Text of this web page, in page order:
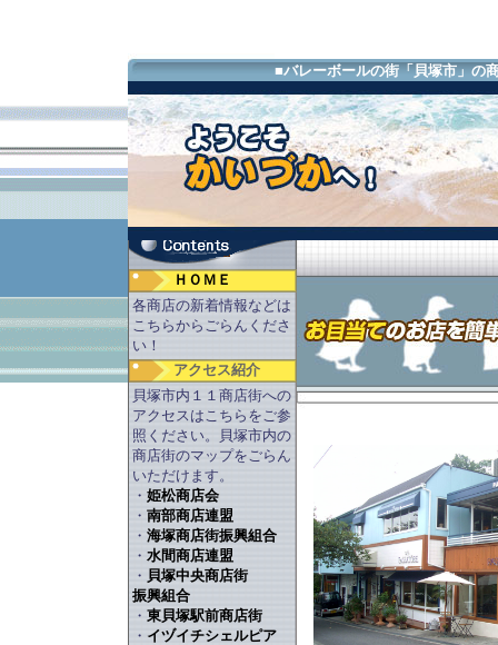
■バレーボールの街「貝塚市」の
ＨＯＭＥ
各商店の新着情報などは
こちらからごらんくださ
い！
アクセス紹介
貝塚市内１１商店街への
アクセスはこちらをご参
照ください。貝塚市内の
商店街のマップをごらん
いただけます。
・ 姫松商店会
・ 南部商店連盟
・ 海塚商店街振興組合
・ 水間商店連盟
・ 貝塚中央商店街
振興組合
・ 東貝塚駅前商店街
・ イヅイチシェルピア